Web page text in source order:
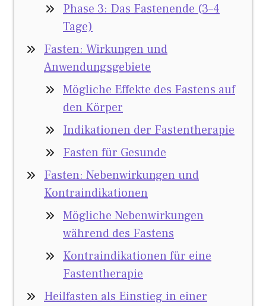
Phase 3: Das Fastenende (3–4
Tage)
Fasten: Wirkungen und
Anwendungsgebiete
Mögliche Effekte des Fastens auf
den Körper
Indikationen der Fastentherapie
Fasten für Gesunde
Fasten: Nebenwirkungen und
Kontraindikationen
Mögliche Nebenwirkungen
während des Fastens
Kontraindikationen für eine
Fastentherapie
Heilfasten als Einstieg in einer